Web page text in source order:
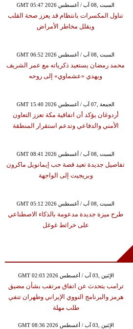
GMT 05:47 2026 السبت ,08 آب / أغسطس
تناول المكسرات بانتظام قد يعزز صحة القلب
ويقلل مخاطر الأمراض
GMT 06:52 2026 السبت ,08 آب / أغسطس
محمد رمضان يستعيد ذكرياته مع عمر الشريف
ويهدي «عشماوي» إلى روحه
GMT 15:40 2026 الجمعة ,07 آب / أغسطس
أردوغان يؤكد أن اتفاقية مكة تعزز التعاون
الأمني والدفاعي وتدعم استقرار المنطقة
GMT 08:41 2026 السبت ,08 آب / أغسطس
تفاصيل جديدة تعيد قصة حب إيمانويل ماكرون
وبريجيت إلى الواجهة
GMT 05:12 2026 السبت ,08 آب / أغسطس
طرح ميزة جديدة مدعومة بالذكاء الاصطناعي
على خرائط غوغل
GMT 02:03 2026 الإثنين ,03 آب / أغسطس
ترامب يتحدث عن اتفاق مرتقب بشأن مضيق
هرمز والبرنامج النووي الإيراني وطهران تنفي
طلب مهلة
GMT 08:36 2026 الإثنين ,03 آب / أغسطس